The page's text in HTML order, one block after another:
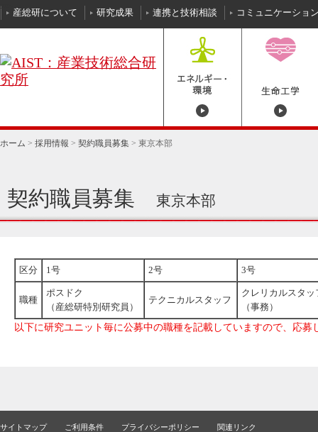
産総研について 研究成果 連携と技術相談 コミュニケーショ
ホーム > 採用情報 > 契約職員募集 > 東京本部
契約職員募集 東京本部
区分 1号 2号 3号
職種
ポスドク
（産総研特別研究員）
テクニカルスタッフ
クレリカルスタッ
（事務）
以下に研究ユニット毎に公募中の職種を記載していますので、応
サイトマップ ご利用条件 プライバシーポリシー 関連リンク